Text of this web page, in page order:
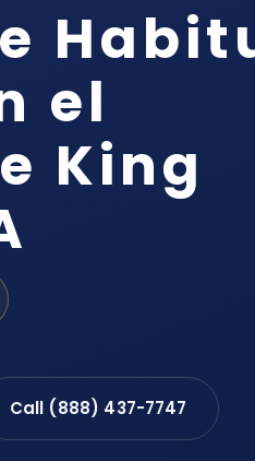
el
King
Call (888) 437-7747